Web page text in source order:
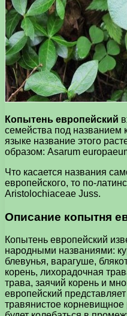
Копытень европейский
семейства под названием
языке название этого
образом: Asarum
Что касается названия
европейского, то по-
Aristolochiaceae Juss.
Описание копытня
Копытень европейский
народными названиями:
блевунья, варагуше,
корень, лихорадочная
трава, заячий корень и
европейский
травянистое корневищное